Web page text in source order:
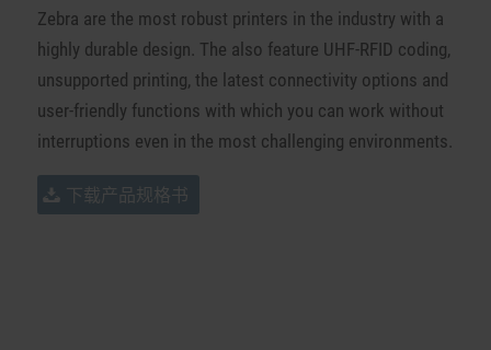
Zebra are the most robust printers in the industry with a
highly durable design. The also feature UHF-RFID coding,
unsupported printing, the latest connectivity options and
user-friendly functions with which you can work without
interruptions even in the most challenging environments.
下载产品规格书